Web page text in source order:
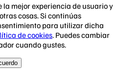
mejor experiencia de usuario y
cosas. Si continúas
para utilizar dicha
de cookies. Puedes cambiar
cuando gustes.